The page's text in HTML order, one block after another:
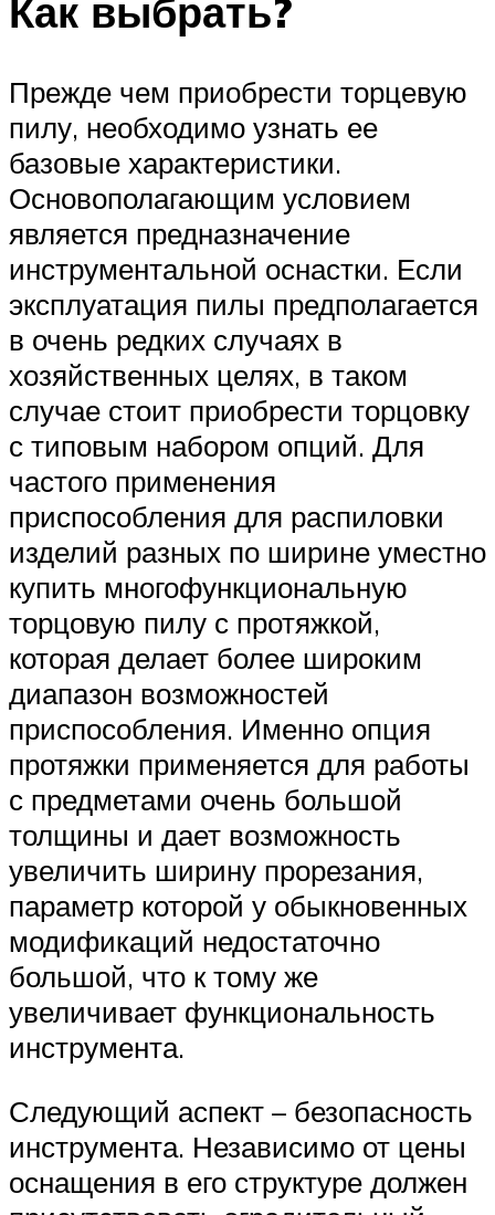
Как выбрать?
Прежде чем приобрести торцевую
пилу, необходимо узнать ее
базовые характеристики.
Основополагающим условием
является предназначение
инструментальной оснастки. Если
эксплуатация пилы предполагается
в очень редких случаях в
хозяйственных целях, в таком
случае стоит приобрести торцовку
с типовым набором опций. Для
частого применения
приспособления для распиловки
изделий разных по ширине уместно
купить многофункциональную
торцовую пилу с протяжкой,
которая делает более широким
диапазон возможностей
приспособления. Именно опция
протяжки применяется для работы
с предметами очень большой
толщины и дает возможность
увеличить ширину прорезания,
параметр которой у обыкновенных
модификаций недостаточно
большой, что к тому же
увеличивает функциональность
инструмента.
Следующий аспект – безопасность
инструмента. Независимо от цены
оснащения в его структуре должен